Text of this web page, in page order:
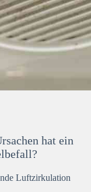
hat ein
Luftzirkulation